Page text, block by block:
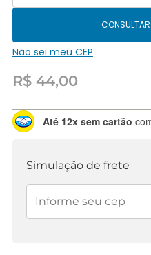
CONSULTAR
Não sei meu CEP
R$44,00
Até 12x sem cartão
Simulação de frete